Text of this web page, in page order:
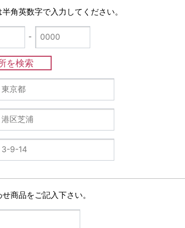
角英数字で入力してください。
を検索
商品をご記入下さい。